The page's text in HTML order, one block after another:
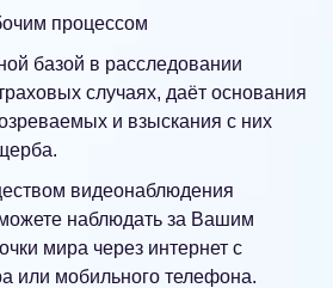
процессом
базой в расследовании
случаях, даёт основания
и взыскания с них
видеонаблюдения
наблюдать за Вашим
мира через интернет с
или мобильного телефона.